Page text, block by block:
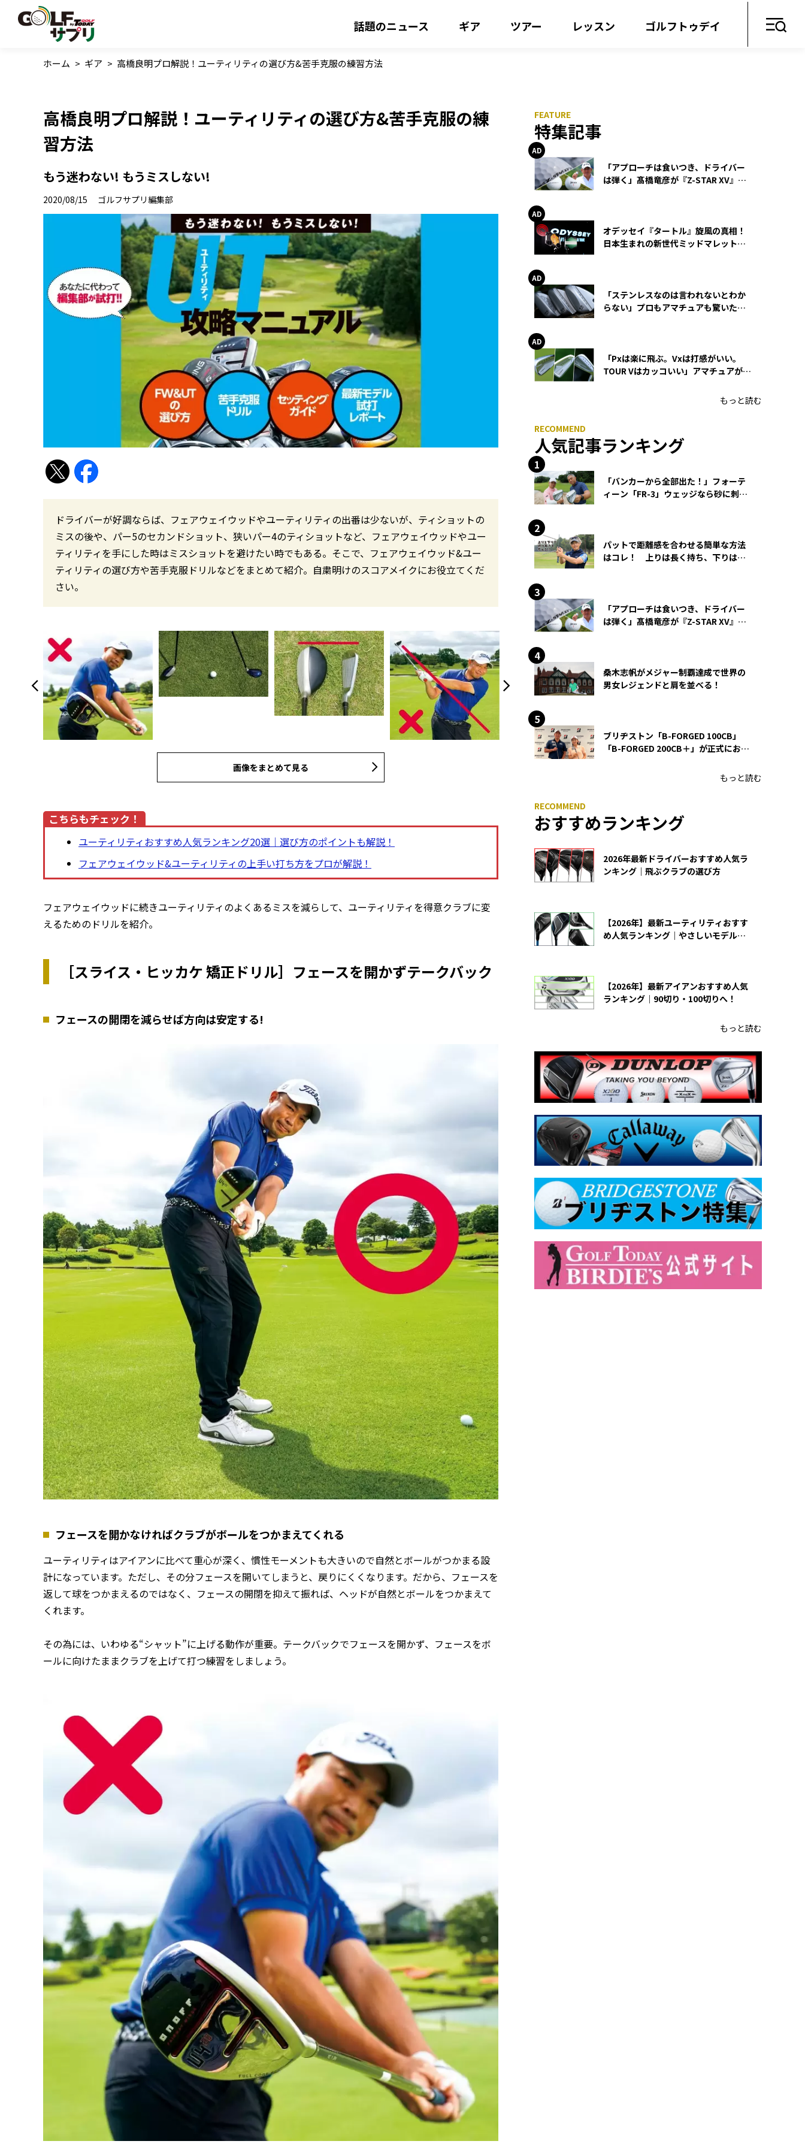
話題のニュース ギア ツアー レッスン ゴルフトゥデイ
ホーム > ギア > 高橋良明プロ解説！ユーティリティの選び方&苦手克服の練習方法
高橋良明プロ解説！ユーティリティの選び方&苦手克服の練
習方法
もう迷わない! もうミスしない!
2020/08/15 ゴルフサプリ編集部
ドライバーが好調ならば、フェアウェイウッドやユーティリティの出番は少ないが、ティショットの
ミスの後や、パー5のセカンドショット、狭いパー4のティショットなど、フェアウェイウッドやユー
ティリティを手にした時はミスショットを避けたい時でもある。そこで、フェアウェイウッド&ユー
ティリティの選び方や苦手克服ドリルなどをまとめて紹介。自粛明けのスコアメイクにお役立てくだ
さい。
画像をまとめて見る
こちらもチェック！
ユーティリティおすすめ人気ランキング20選｜選び方のポイントも解説！
フェアウェイウッド&ユーティリティの上手い打ち方をプロが解説！
フェアウェイウッドに続きユーティリティのよくあるミスを減らして、ユーティリティを得意クラブに変
えるためのドリルを紹介。
［スライス・ヒッカケ 矯正ドリル］フェースを開かずテークバック
フェースの開閉を減らせば方向は安定する!
フェースを開かなければクラブがボールをつかまえてくれる
ユーティリティはアイアンに比べて重心が深く、慣性モーメントも大きいので自然とボールがつかまる設
計になっています。ただし、その分フェースを開いてしまうと、戻りにくくなります。だから、フェースを
返して球をつかまえるのではなく、フェースの開閉を抑えて振れば、ヘッドが自然とボールをつかまえて
くれます。
その為には、いわゆる“シャット”に上げる動作が重要。テークバックでフェースを開かず、フェースをボ
ールに向けたままクラブを上げて打つ練習をしましょう。
特集記事
「アプローチは食いつき、ドライバー
は弾く」髙橋竜彦が『Z-STAR XV』を
オデッセイ『タートル』旋風の真相！
日本生まれの新世代ミッドマレットが
「ステンレスなのは言われないとわか
らない」プロもアマチュアも驚いた
「Pxは楽に飛ぶ。Vxは打感がいい。
TOUR Vはカッコいい」アマチュアが選
もっと読む
人気記事ランキング
「バンカーから全部出た！」フォーテ
ィーン「FR-3」ウェッジなら砂に刺さ
パットで距離感を合わせる簡単な方法
はコレ！ 上りは長く持ち、下りは短
「アプローチは食いつき、ドライバー
は弾く」髙橋竜彦が『Z-STAR XV』を
桑木志帆がメジャー制覇達成で世界の
男女レジェンドと肩を並べる！
ブリヂストン「B-FORGED 100CB」
「B-FORGED 200CB＋」が正式にお披
もっと読む
おすすめランキング
2026年最新ドライバーおすすめ人気ラ
ンキング｜飛ぶクラブの選び方
【2026年】最新ユーティリティおすす
め人気ランキング｜やさしいモデルの
【2026年】最新アイアンおすすめ人気
ランキング｜90切り・100切りへ！
もっと読む